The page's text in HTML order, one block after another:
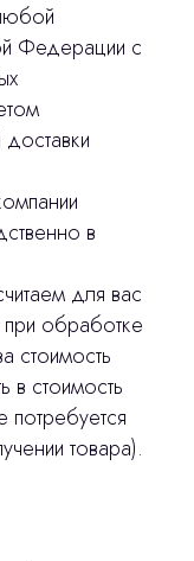
Федерации с
в
для вас
обработке
стоимость
в стоимость
потребуется
товара).